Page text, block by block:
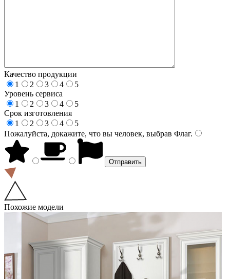
Качество продукции
1
2 3 4
5
Уровень сервиса
1
2 3 4
5
Срок изготовления
1
2 3 4
5
Пожалуйста, докажите, что вы человек, выбрав Флаг.
Похожие модели